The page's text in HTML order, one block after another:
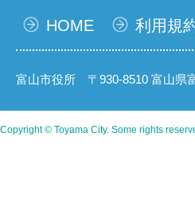
HOME 利用規
富山市役所 〒930-8510 富山県
Copyright © Toyama City. Some rights